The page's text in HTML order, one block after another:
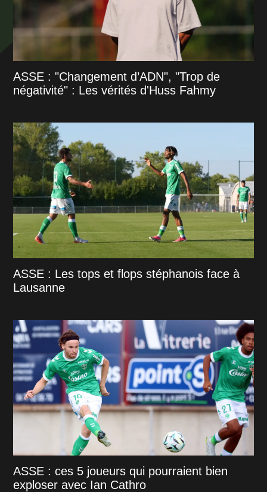
ASSE : "Changement d’ADN", "Trop de
négativité" : Les vérités d'Huss Fahmy
ASSE : Les tops et flops stéphanois face à
Lausanne
ASSE : ces 5 joueurs qui pourraient bien
exploser avec Ian Cathro